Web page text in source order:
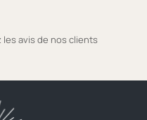
les avis de nos clients